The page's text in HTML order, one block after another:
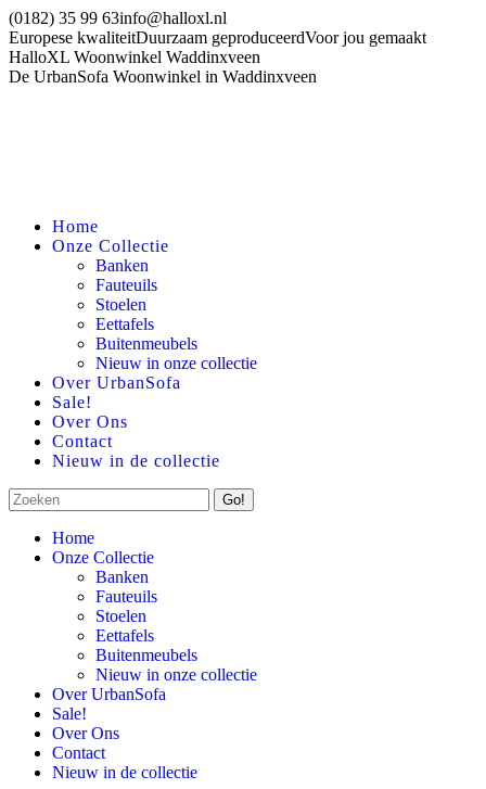
Spring
naar
content
(0182) 35 99 63info@halloxl.nl
Europese kwaliteitDuurzaam geproduceerdVoor jou gemaakt
HalloXL Woonwinkel Waddinxveen
De UrbanSofa Woonwinkel in Waddinxveen
Home
Onze Collectie
Banken
Fauteuils
Stoelen
Eettafels
Buitenmeubels
Nieuw in onze collectie
Over UrbanSofa
Sale!
Over Ons
Contact
Nieuw in de collectie
Zoeken:
Home
Onze Collectie
Banken
Fauteuils
Stoelen
Eettafels
Buitenmeubels
Nieuw in onze collectie
Over UrbanSofa
Sale!
Over Ons
Contact
Nieuw in de collectie